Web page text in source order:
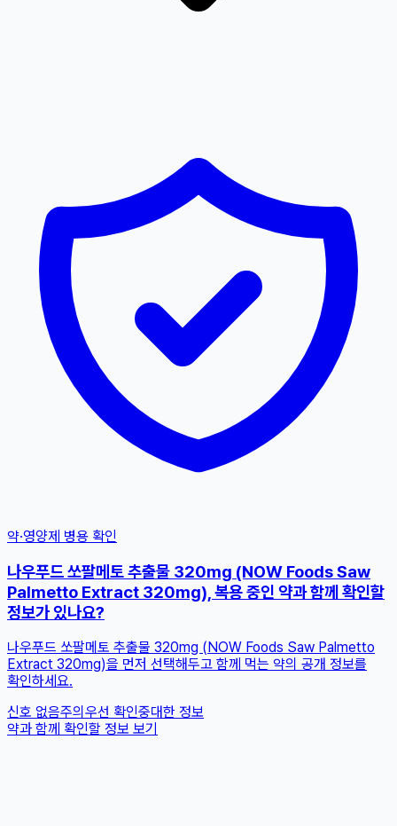
약·영양제 병용 확인
나우푸드 쏘팔메토 추출물 320mg (NOW Foods Saw
Palmetto Extract 320mg), 복용 중인 약과 함께 확인할
정보가 있나요?
나우푸드 쏘팔메토 추출물 320mg (NOW Foods Saw Palmetto
Extract 320mg)을 먼저 선택해두고 함께 먹는 약의 공개 정보를
확인하세요.
신호 없음주의 우선 확인중대한 정보
약과 함께 확인할 정보 보기